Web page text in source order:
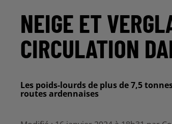
NEIGE ET
CIRCULATION
Les poids-lourds de plus de 7,5
routes ardennaises